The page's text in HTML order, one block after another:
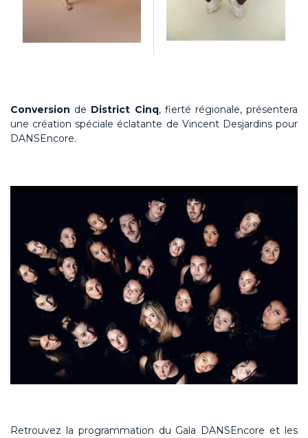
Conversion de District Cinq, fierté régionale, présentera
une création spéciale éclatante de Vincent Desjardins pour
DANSEncore.
Retrouvez la programmation du Gala DANSEncore et les